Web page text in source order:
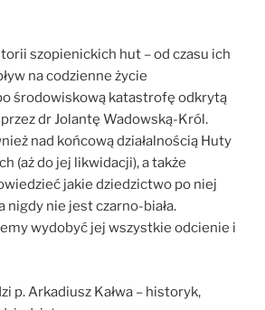
szopienickich hut – od czasu ich
na codzienne życie
środowiskową katastrofę odkrytą
dr Jolantę Wadowską-Król.
nad końcową działalnością Huty
(aż do jej likwidacji), a także
jakie dziedzictwo po niej
nigdy nie jest czarno-biała.
wydobyć jej wszystkie odcienie i
p. Arkadiusz Kałwa – historyk,